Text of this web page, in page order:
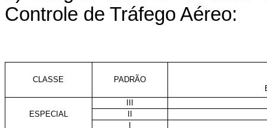
Controle de Tráfego Aéreo:
CLASSE
PADRÃO
ESPECIAL